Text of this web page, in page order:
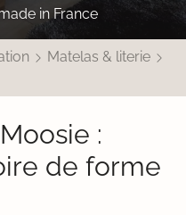
in France
Matelas & literie
:
de forme